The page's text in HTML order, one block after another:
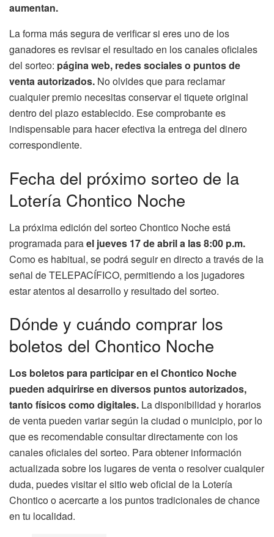
aumentan.
La forma más segura de verificar si eres uno de los
ganadores es revisar el resultado en los canales oficiales
del sorteo: página web, redes sociales o puntos de
venta autorizados. No olvides que para reclamar
cualquier premio necesitas conservar el tiquete original
dentro del plazo establecido. Ese comprobante es
indispensable para hacer efectiva la entrega del dinero
correspondiente.
Fecha del próximo sorteo de la
Lotería Chontico Noche
La próxima edición del sorteo Chontico Noche está
programada parael jueves 17 de abril a las 8:00 p.m.
Como es habitual, se podrá seguir en directo a través de la
señal de TELEPACÍFICO, permitiendo a los jugadores
estar atentos al desarrollo y resultado del sorteo.
Dónde y cuándo comprar los
boletos del Chontico Noche
Los boletos para participar en el Chontico Noche
pueden adquirirse en diversos puntos autorizados,
tanto físicos como digitales. La disponibilidad y horarios
de venta pueden variar según la ciudad o municipio, por lo
que es recomendable consultar directamente con los
canales oficiales del sorteo. Para obtener información
actualizada sobre los lugares de venta o resolver cualquier
duda, puedes visitar el sitio web oficial de la Lotería
Chontico o acercarte a los puntos tradicionales de chance
en tu localidad.